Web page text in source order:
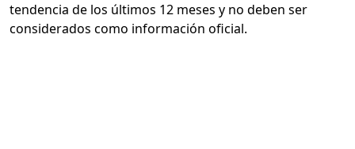
tendencia de los últimos 12 meses y no deben ser
considerados como información oficial.